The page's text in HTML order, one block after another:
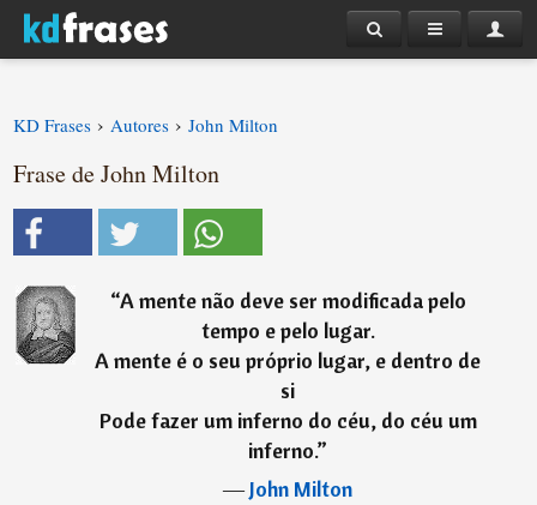
KD Frases › Autores › John Milton
Frase de John Milton
“A mente não deve ser modificada pelo
tempo e pelo lugar.
A mente é o seu próprio lugar, e dentro de
si
Pode fazer um inferno do céu, do céu um
inferno.”
―John Milton